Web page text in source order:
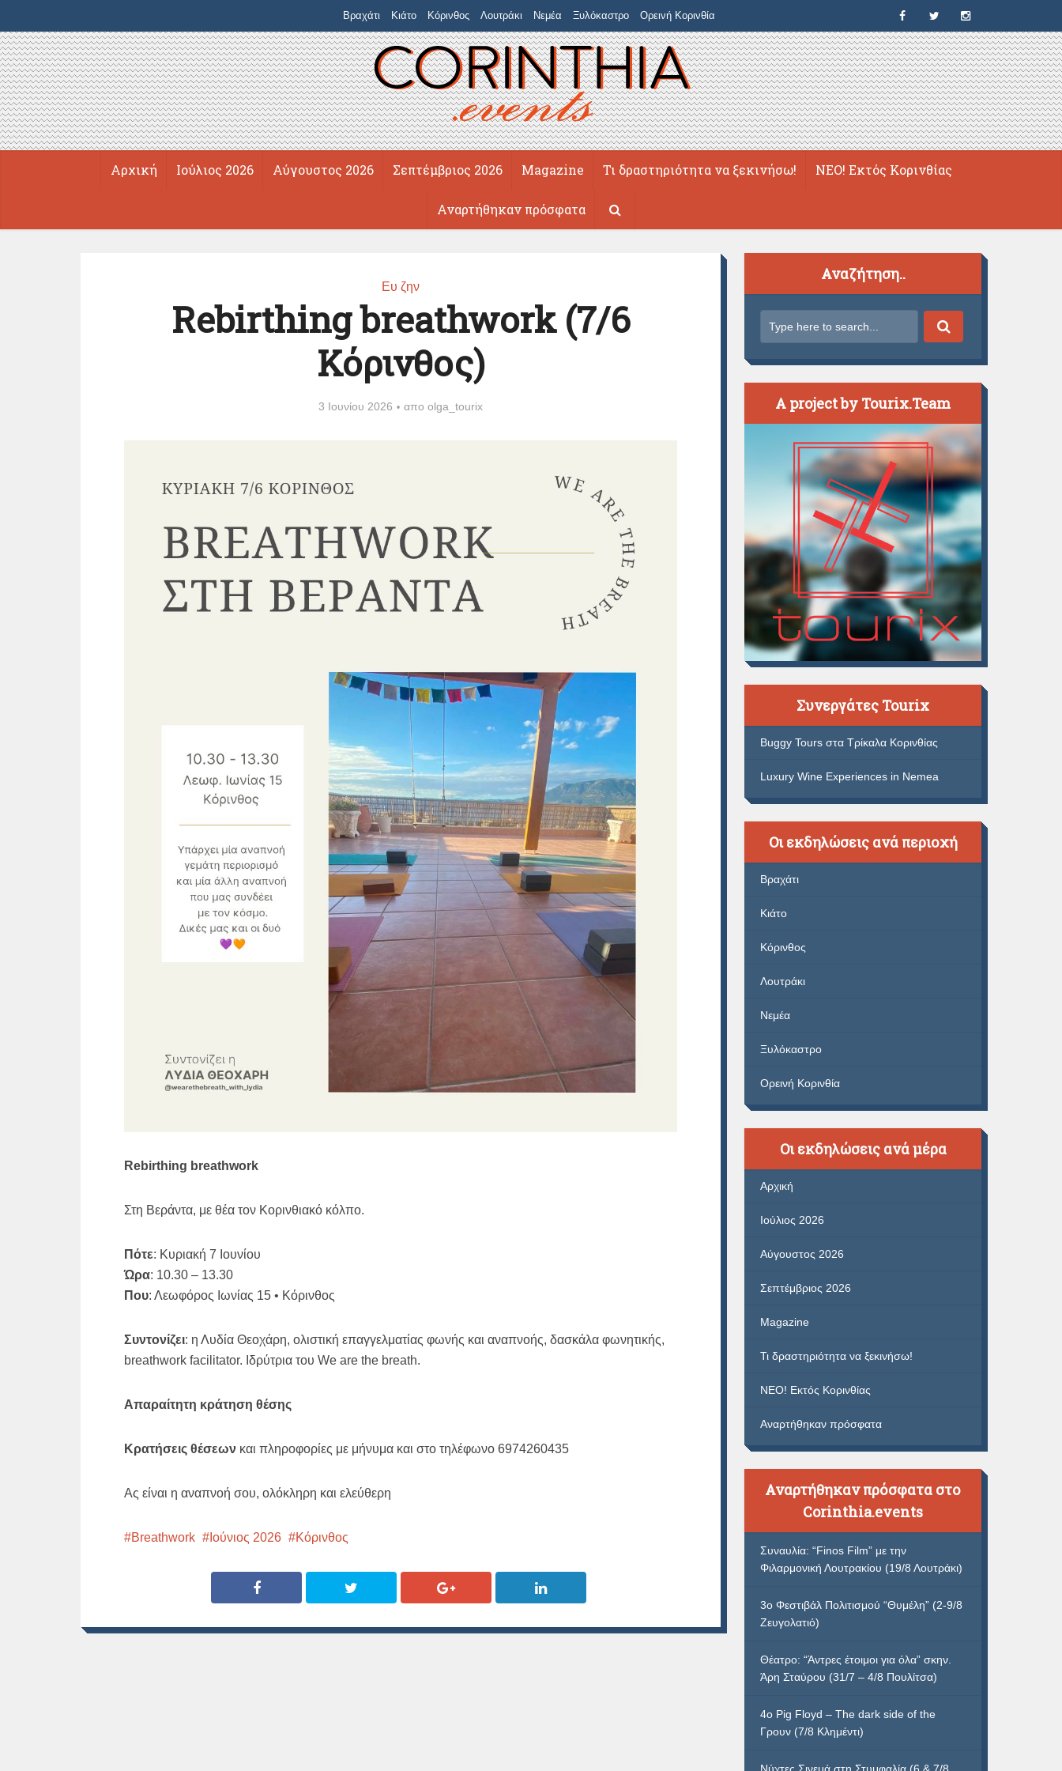
Βραχάτι Κιάτο Κόρινθος Λουτράκι Νεμέα Ξυλόκαστρο Ορεινή Κορινθία
Αρχική Ιούλιος 2026 Αύγουστος 2026 Σεπτέμβριος 2026 Magazine Τι δραστηριότητα να ξεκινήσω! ΝΕΟ! Εκτός Κορινθίας
Αναρτήθηκαν πρόσφατα
Ευ ζην
Rebirthing breathwork (7/6
Κόρινθος)
3 Ιουνίου 2026 απο olga_tourix
Rebirthing breathwork
Στη Βεράντα, με θέα τον Κορινθιακό κόλπο.
Πότε: Κυριακή 7 Ιουνίου
Ώρα: 10.30 – 13.30
Που: Λεωφόρος Ιωνίας 15 • Κόρινθος
Συντονίζει: η Λυδία Θεοχάρη, ολιστική επαγγελματίας φωνής και αναπνοής, δασκάλα φωνητικής,
breathwork facilitator. Ιδρύτρια του We are the breath.
Απαραίτητη κράτηση θέσης
Κρατήσεις θέσεων και πληροφορίες με μήνυμα και στο τηλέφωνο 6974260435
Ας είναι η αναπνοή σου, ολόκληρη και ελεύθερη
Breathwork Ιούνιος 2026 Κόρινθος
Αναζήτηση..
A project by Tourix.Team
Συνεργάτες Tourix
Buggy Tours στα Τρίκαλα Κορινθίας
Luxury Wine Experiences in Nemea
Οι εκδηλώσεις ανά περιοχή
Βραχάτι
Κιάτο
Κόρινθος
Λουτράκι
Νεμέα
Ξυλόκαστρο
Ορεινή Κορινθία
Οι εκδηλώσεις ανά μέρα
Αρχική
Ιούλιος 2026
Αύγουστος 2026
Σεπτέμβριος 2026
Magazine
Τι δραστηριότητα να ξεκινήσω!
ΝΕΟ! Εκτός Κορινθίας
Αναρτήθηκαν πρόσφατα
Αναρτήθηκαν πρόσφατα στο
Corinthia.events
Συναυλία: “Finos Film” με την
Φιλαρμονική Λουτρακίου (19/8 Λουτράκι)
3ο Φεστιβάλ Πολιτισμού “Θυμέλη” (2-9/8
Ζευγολατιό)
Θέατρο: “Άντρες έτοιμοι για όλα” σκην.
Άρη Σταύρου (31/7 – 4/8 Πουλίτσα)
4ο Pig Floyd – The dark side of the
Γρουν (7/8 Κλημέντι)